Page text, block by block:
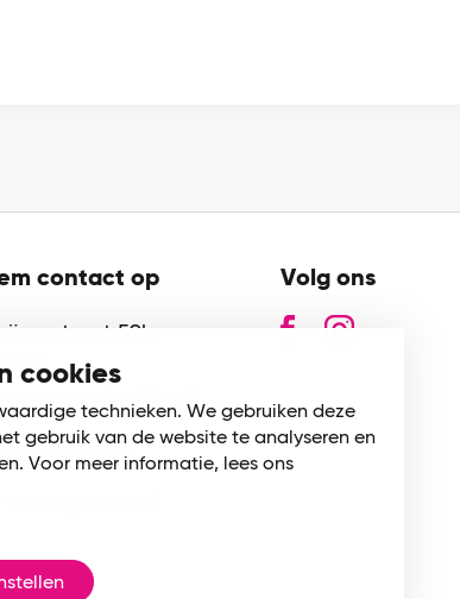
cookies
technieken. We gebruiken deze
gebruik van de website te analyseren en
Voor meer informatie, lees ons
contact op
59b
GN
0180 745 002
Volg ons